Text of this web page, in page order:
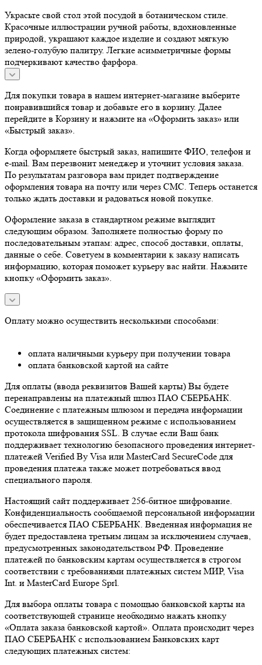
Украсьте свой стол этой посудой в ботаническом стиле.
Красочные иллюстрации ручной работы, вдохновленные
природой, украшают каждое изделие и создают мягкую
зелено-голубую палитру. Легкие асимметричные формы
подчеркивают качество фарфора.
Для покупки товара в нашем интернет-магазине выберите
понравившийся товар и добавьте его в корзину. Далее
перейдите в Корзину и нажмите на «Оформить заказ» или
«Быстрый заказ».
Когда оформляете быстрый заказ, напишите ФИО, телефон и
e-mail. Вам перезвонит менеджер и уточнит условия заказа.
По результатам разговора вам придет подтверждение
оформления товара на почту или через СМС. Теперь останется
только ждать доставки и радоваться новой покупке.
Оформление заказа в стандартном режиме выглядит
следующим образом. Заполняете полностью форму по
последовательным этапам: адрес, способ доставки, оплаты,
данные о себе. Советуем в комментарии к заказу написать
информацию, которая поможет курьеру вас найти. Нажмите
кнопку «Оформить заказ».
Оплату можно осуществить несколькими способами:
оплата наличными курьеру при получении товара
оплата банковской картой на сайте
Для оплаты (ввода реквизитов Вашей карты) Вы будете
перенаправлены на платежный шлюз ПАО СБЕРБАНК.
Соединение с платежным шлюзом и передача информации
осуществляется в защищенном режиме с использованием
протокола шифрования SSL. В случае если Ваш банк
поддерживает технологию безопасного проведения интернет-
платежей Verified By Visa или MasterCard SecureCode для
проведения платежа также может потребоваться ввод
специального пароля.
Настоящий сайт поддерживает 256-битное шифрование.
Конфиденциальность сообщаемой персональной информации
обеспечивается ПАО СБЕРБАНК. Введенная информация не
будет предоставлена третьим лицам за исключением случаев,
предусмотренных законодательством РФ. Проведение
платежей по банковским картам осуществляется в строгом
соответствии с требованиями платежных систем МИР, Visa
Int. и MasterCard Europe Sprl.
Для выбора оплаты товара с помощью банковской карты на
соответствующей странице необходимо нажать кнопку
«Оплата заказа банковской картой». Оплата происходит через
ПАО СБЕРБАНК с использованием Банковских карт
следующих платежных систем: